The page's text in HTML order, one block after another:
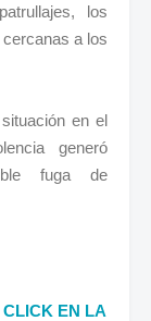
los
a los
en el
generó
fuga de
CLICK EN LA